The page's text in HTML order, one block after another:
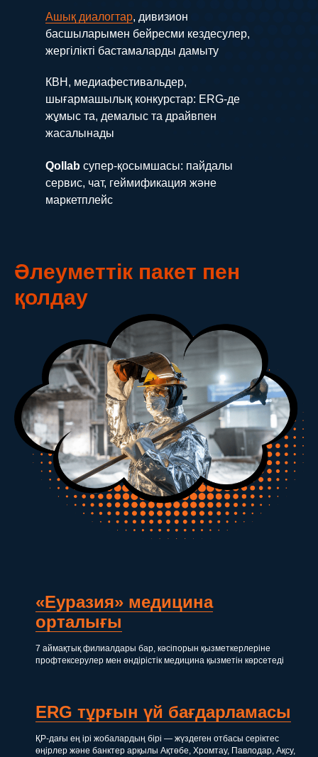
Ашық диалогтар, дивизион
басшыларымен бейресми кездесулер,
жергілікті бастамаларды дамыту
КВН, медиафестивальдер,
шығармашылық конкурстар: ERG-де
жұмыс та, демалыс та драйвпен
жасалынады
Qollab супер-қосымшасы: пайдалы
сервис, чат, геймификация және
маркетплейс
Әлеуметтік пакет пен
қолдау
«Еуразия» медицина
орталығы
7 аймақтық филиалдары бар, кәсіпорын қызметкерлеріне
профтексерулер мен өндірістік медицина қызметін көрсетеді
ERG тұрғын үй бағдарламасы
ҚР-дағы ең ірі жобалардың бірі — жүздеген отбасы серіктес
өңірлер және банктер арқылы Ақтөбе, Хромтау, Павлодар, Ақсу,